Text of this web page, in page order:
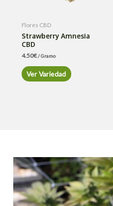
Flores CBD
Strawberry Amnesia
CBD
4.50€/ Gramo
Ver Variedad